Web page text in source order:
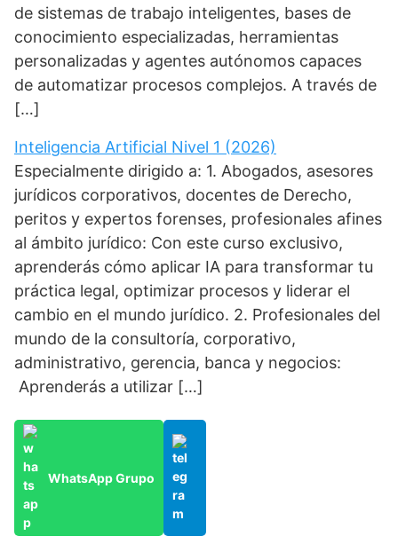
de sistemas de trabajo inteligentes, bases de
conocimiento especializadas, herramientas
personalizadas y agentes autónomos capaces
de automatizar procesos complejos. A través de
[…]
Inteligencia Artificial Nivel 1 (2026)
Especialmente dirigido a: 1. Abogados, asesores
jurídicos corporativos, docentes de Derecho,
peritos y expertos forenses, profesionales afines
al ámbito jurídico: Con este curso exclusivo,
aprenderás cómo aplicar IA para transformar tu
práctica legal, optimizar procesos y liderar el
cambio en el mundo jurídico. 2. Profesionales del
mundo de la consultoría, corporativo,
administrativo, gerencia, banca y negocios:
Aprenderás a utilizar […]
WhatsApp Grupo